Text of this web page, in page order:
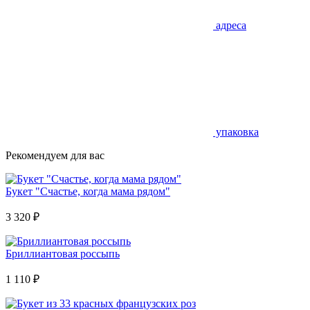
адреса
упаковка
Рекомендуем для вас
Букет "Счастье, когда мама рядом"
3 320 ₽
Бриллиантовая россыпь
1 110 ₽